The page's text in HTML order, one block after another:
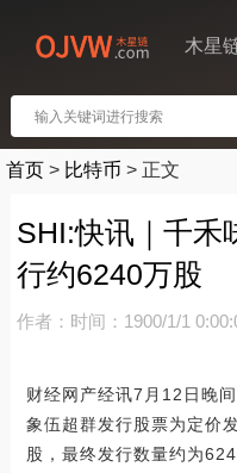
木星
首页 > 比特币 > 正文
SHI:快讯｜千禾
行约6240万股
作者： 时间：1900/1/1
财经网产经讯7月12日晚
象伍超群发行股票为定价
股，最终发行数量约为